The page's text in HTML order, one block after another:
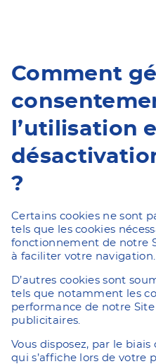
Comment
l’utilisation
?
Certains cookies ne sont
tels que les cookies
fonctionnement de notre
à faciliter votre navigation.
D’autres cookies sont
tels que notamment les
performance de notre
publicitaires.
Vous disposez, par le
qui s’affiche lors de votre